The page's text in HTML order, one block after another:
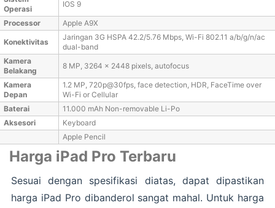
Operasi
IOS 9
Processor Apple A9X
Konektivitas
Jaringan 3G HSPA 42.2/5.76 Mbps, Wi-Fi 802.11 a/b/g/n/ac
dual-band
Kamera
Belakang
8 MP, 3264 x 2448 pixels, autofocus
Kamera
Depan
1.2 MP, 720p@30fps, face detection, HDR, FaceTime over
Wi-Fi or Cellular
Baterai
11.000 mAh Non-removable Li-Po
Aksesori
Keyboard
Apple Pencil
Harga iPad Pro Terbaru
Sesuai dengan spesifikasi diatas, dapat dipastikan
harga iPad Pro dibanderol sangat mahal. Untuk harga